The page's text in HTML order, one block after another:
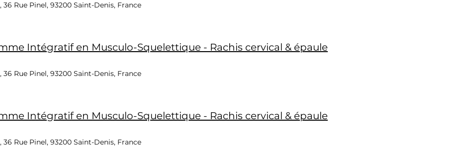
Rue Pinel, 93200 Saint-Denis, France
Intégratif en Musculo-Squelettique - Rachis cervical & épaule
Rue Pinel, 93200 Saint-Denis, France
Intégratif en Musculo-Squelettique - Rachis cervical & épaule
Rue Pinel, 93200 Saint-Denis, France